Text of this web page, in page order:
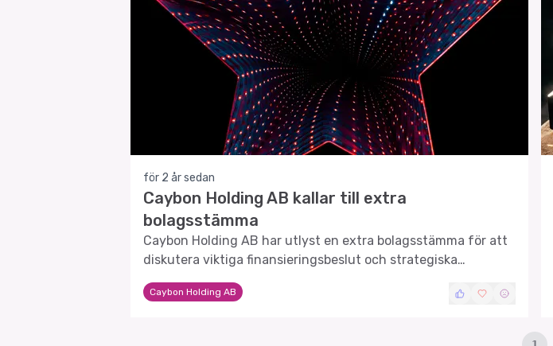
för 2 år sedan
Caybon Holding AB kallar till extra
bolagsstämma
Caybon Holding AB har utlyst en extra bolagsstämma för att
diskutera viktiga finansieringsbeslut och strategiska
förändringar.
Caybon Holding AB